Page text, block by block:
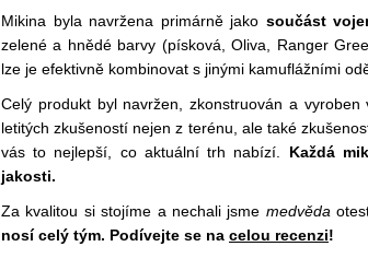
Mikina byla navržena primárně jako součást
zelené a hnědé barvy (písková, Oliva, Ranger
lze je efektivně kombinovat s jinými kamuflážními
Celý produkt byl navržen, zkonstruován a vyroben
letitých zkušeností nejen z terénu, ale také
vás to nejlepší, co aktuální trh nabízí. Každá
jakosti.
Za kvalitou si stojíme a nechali jsme medvěda
nosí celý tým. Podívejte se na celou recenzi!